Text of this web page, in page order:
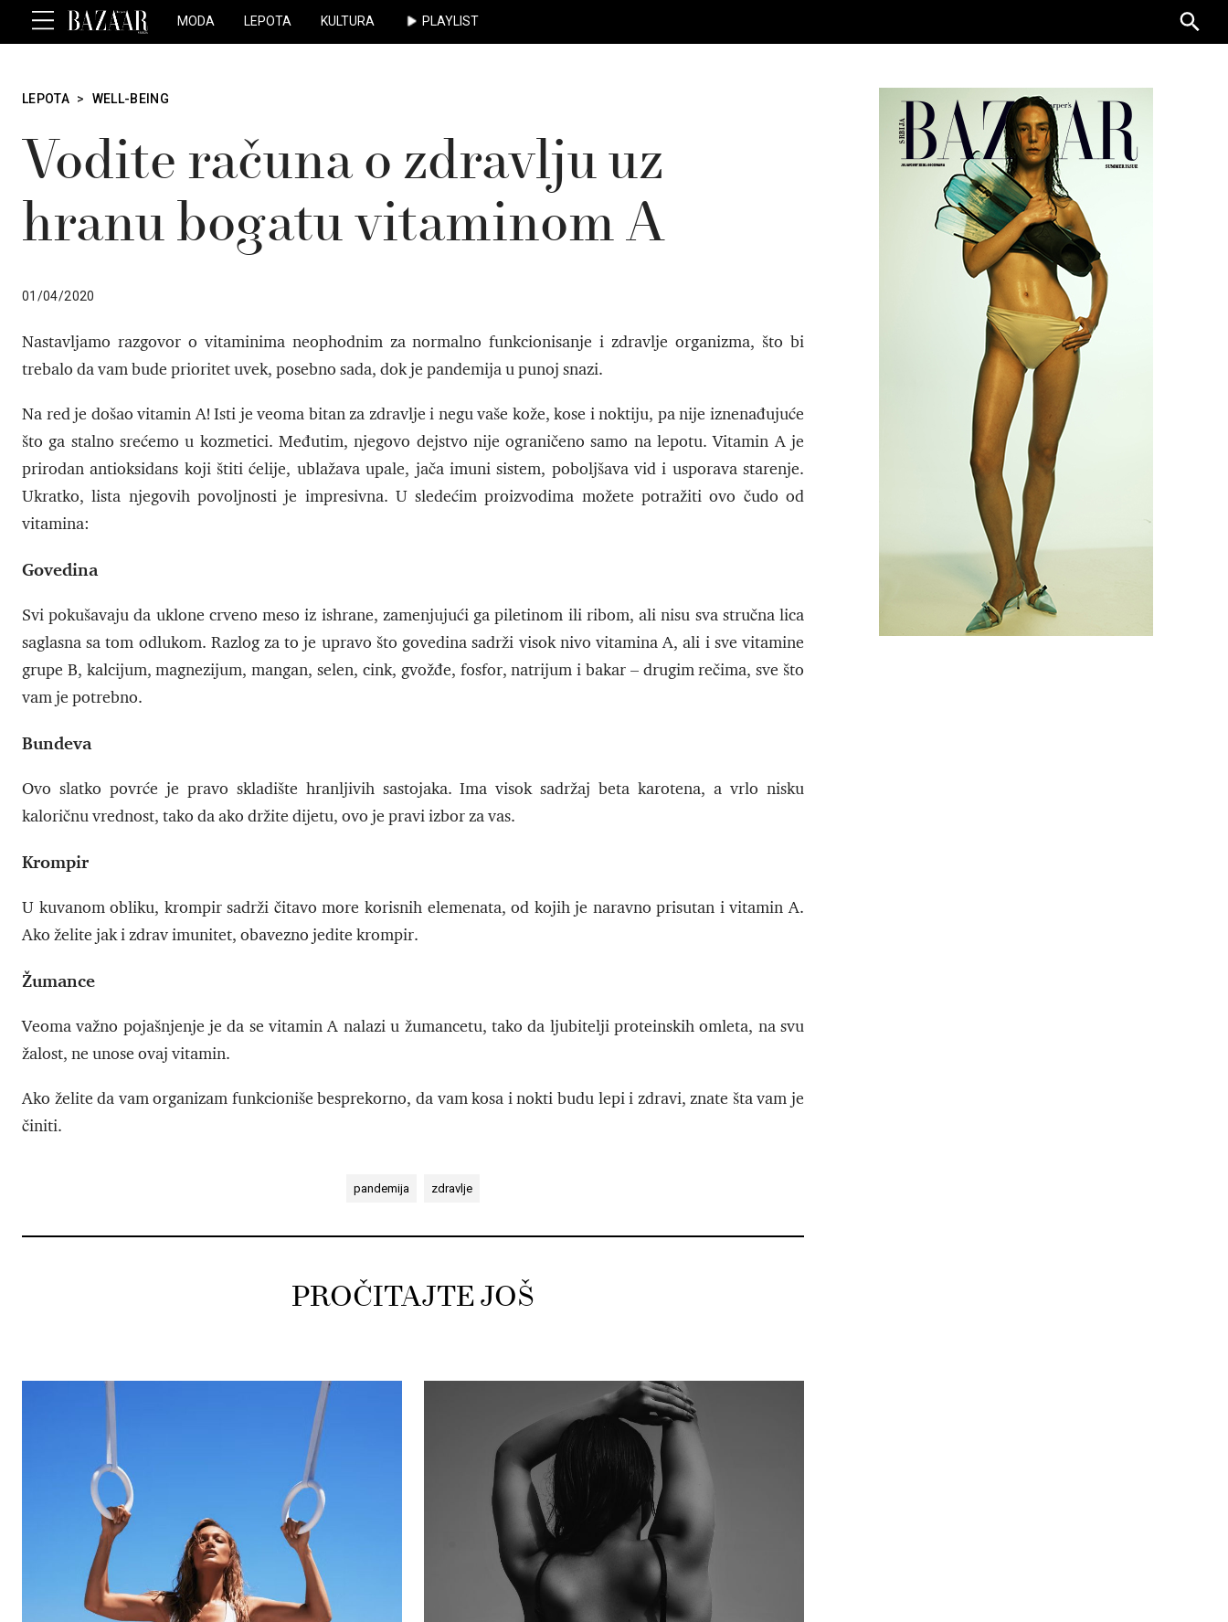
MODA LEPOTA KULTURA PLAYLIST
for:
LEPOTA > WELL-BEING
Vodite računa o zdravlju uz
hranu bogatu vitaminom A
01/04/2020
Nastavljamo razgovor o vitaminima neophodnim za normalno funkcionisanje i zdravlje organizma, što bi
trebalo da vam bude prioritet uvek, posebno sada, dok je pandemija u punoj snazi.
Na red je došao vitamin A! Isti je veoma bitan za zdravlje i negu vaše kože, kose i noktiju, pa nije iznenađujuće
što ga stalno srećemo u kozmetici. Međutim, njegovo dejstvo nije ograničeno samo na lepotu. Vitamin A je
prirodan antioksidans koji štiti ćelije, ublažava upale, jača imuni sistem, poboljšava vid i usporava starenje.
Ukratko, lista njegovih povoljnosti je impresivna. U sledećim proizvodima možete potražiti ovo čudo od
vitamina:
Govedina
Svi pokušavaju da uklone crveno meso iz ishrane, zamenjujući ga piletinom ili ribom, ali nisu sva stručna lica
saglasna sa tom odlukom. Razlog za to je upravo što govedina sadrži visok nivo vitamina A, ali i sve vitamine
grupe B, kalcijum, magnezijum, mangan, selen, cink, gvožđe, fosfor, natrijum i bakar – drugim rečima, sve što
vam je potrebno.
Bundeva
Ovo slatko povrće je pravo skladište hranljivih sastojaka. Ima visok sadržaj beta karotena, a vrlo nisku
kaloričnu vrednost, tako da ako držite dijetu, ovo je pravi izbor za vas.
Krompir
U kuvanom obliku, krompir sadrži čitavo more korisnih elemenata, od kojih je naravno prisutan i vitamin A.
Ako želite jak i zdrav imunitet, obavezno jedite krompir.
Žumance
Veoma važno pojašnjenje je da se vitamin A nalazi u žumancetu, tako da ljubitelji proteinskih omleta, na svu
žalost, ne unose ovaj vitamin.
Ako želite da vam organizam funkcioniše besprekorno, da vam kosa i nokti budu lepi i zdravi, znate šta vam je
činiti.
pandemija zdravlje
PROČITAJTE JOŠ